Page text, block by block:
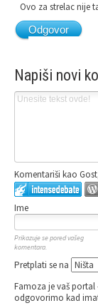
Ovo za strelac nije
Odgovor
Napiši novi
Komentariši kao
Ime
Prikazuje se pored vašeg
komentara.
Pretplati se na
Famoza je vaš
odgovorimo kad